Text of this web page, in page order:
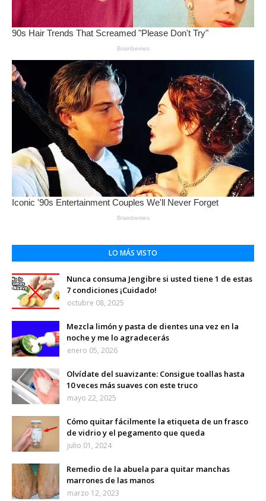
LO MÁS VISTO
Nunca consuma Jengibre si usted tiene 1 de estas
7 condiciones ¡Cuidado!
octubre 08, 2025
Mezcla limón y pasta de dientes una vez en la
noche y me lo agradecerás
enero 05, 2026
Olvídate del suavizante: Consigue toallas hasta
10 veces más suaves con este truco
mayo 22, 2025
Cómo quitar fácilmente la etiqueta de un frasco
de vidrio y el pegamento que queda
julio 01, 2024
Remedio de la abuela para quitar manchas
marrones de las manos
marzo 12, 2023